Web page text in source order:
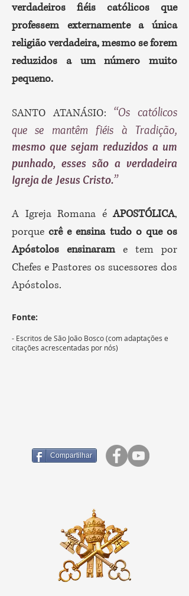
verdadeiros fiéis católicos que
professem externamente a única
religião verdadeira, mesmo se forem
reduzidos a um número muito
pequeno.
SANTO ATANÁSIO: “Os católicos
que se mantêm fiéis à Tradição,
mesmo que sejam reduzidos a um
punhado, esses são a verdadeira
Igreja de Jesus Cristo.”
A Igreja Romana éAPOSTÓLICA,
porquecrê e ensina tudo o que os
Apóstolos ensinaram e tem por
Chefes e Pastores os sucessores dos
Apóstolos.
Fonte:
- Escritos de São João Bosco (com adaptações e
citações acrescentadas por nós)
Compartilhar